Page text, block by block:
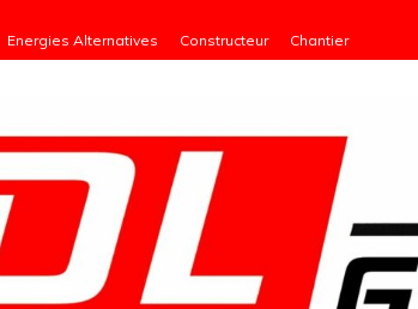
Energies Alternatives Constructeur Chantier